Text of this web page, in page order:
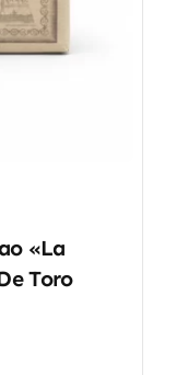
«La
Toro